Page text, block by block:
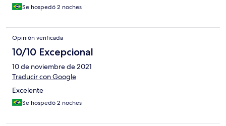
Se hospedó 2 noches
Opinión verificada
10/10 Excepcional
10 de noviembre de 2021
Traducir con Google
Excelente
Se hospedó 2 noches